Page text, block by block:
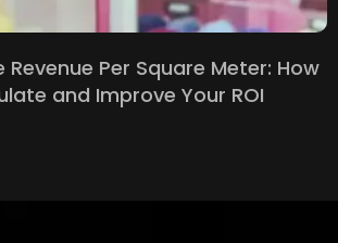
Revenue Per Square Meter:How
and Improve Your ROI